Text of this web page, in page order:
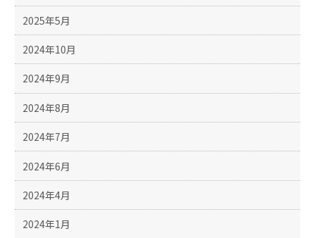
2025年5月
2024年10月
2024年9月
2024年8月
2024年7月
2024年6月
2024年4月
2024年1月